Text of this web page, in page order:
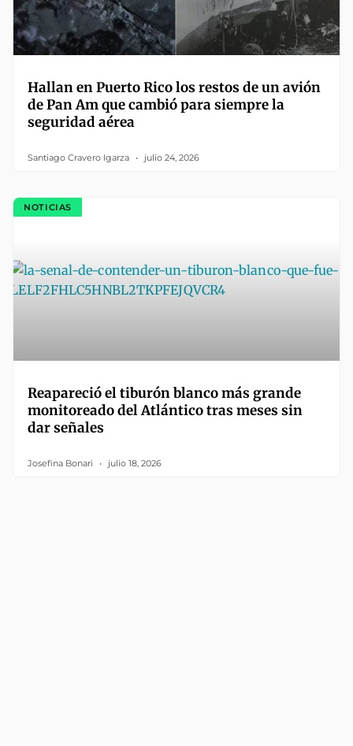
Hallan en Puerto Rico los restos de un avión
de Pan Am que cambió para siempre la
seguridad aérea
Santiago Cravero Igarza julio 24, 2026
NOTICIAS
Reapareció el tiburón blanco más grande
monitoreado del Atlántico tras meses sin
dar señales
Josefina Bonari julio 18, 2026